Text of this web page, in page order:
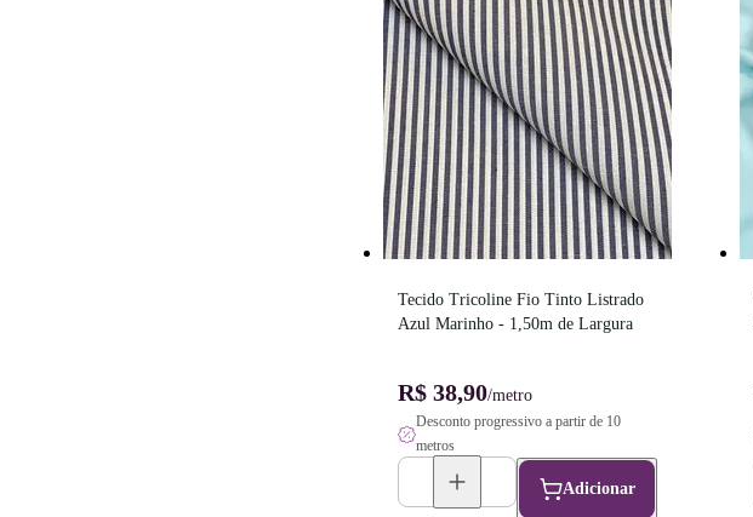
Tecido Tricoline Fio Tinto Listrado
Azul Marinho - 1,50m de Largura
R$ 38,90/metro
Desconto progressivo a partir de 10
metros
Adicionar